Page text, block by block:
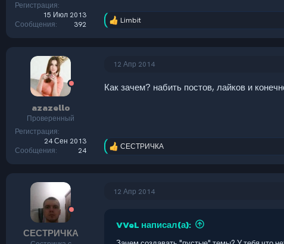
Регистрация
15 Июл 2013
Сообщения
392
Р
:
Limbit
azazello
Проверенный
Регистрация
24 Сен 2013
Сообщения
24
12 Апр 2014
Как зачем? набить постов, лайков и
Р
СЕСТРИЧКА
СЕСТРИЧКА
12 Апр 2014
VVeL написал(а):